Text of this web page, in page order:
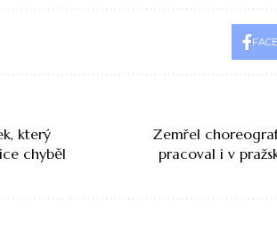
který
chyběl
Zemřel
pracoval i v